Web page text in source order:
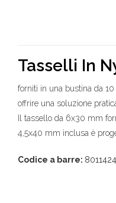
Tasselli In
forniti in una bustina da
offrire una soluzione
Il tassello da 6x30 mm
4,5x40 mm inclusa è
Codice a barre: